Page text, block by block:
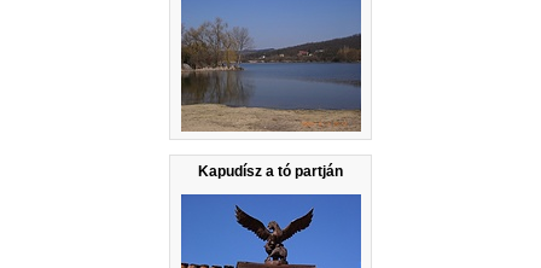
Kapudísz a tó partján